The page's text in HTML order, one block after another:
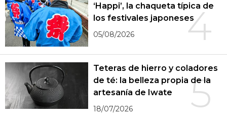
4
‘Happi’, la chaqueta típica de
los festivales japoneses
05/08/2026
5
Teteras de hierro y coladores
de té: la belleza propia de la
artesanía de Iwate
18/07/2026